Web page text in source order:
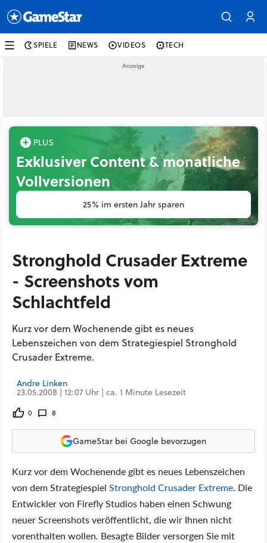
SPIELE NEWS VIDEOS TECH
Exklusiver Content & monatliche
Vollversionen
25% im ersten Jahr sparen
Stronghold Crusader Extreme
- Screenshots vom
Schlachtfeld
Kurz vor dem Wochenende gibt es neues
Lebenszeichen von dem Strategiespiel Stronghold
Crusader Extreme.
Andre Linken
23.05.2008 | 12:07 Uhr | ca. 1 Minute Lesezeit
0 8
GameStar bei Google bevorzugen
Kurz vor dem Wochenende gibt es neues Lebenszeichen
von dem Strategiespiel Stronghold Crusader Extreme. Die
Entwickler von Firefly Studios haben einen Schwung
neuer Screenshots veröffentlicht, die wir Ihnen nicht
vorenthalten wollen. Besagte Bilder versorgen Sie mit